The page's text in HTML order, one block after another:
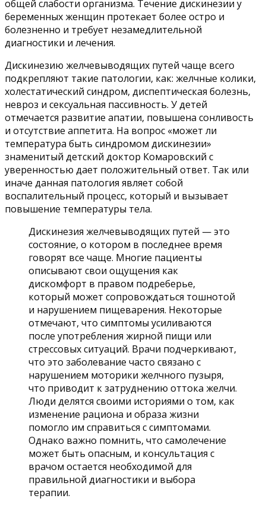
общей слабости организма. Течение дискинезии у
беременных женщин протекает более остро и
болезненно и требует незамедлительной
диагностики и лечения.
Дискинезию желчевыводящих путей чаще всего
подкрепляют такие патологии, как: желчные колики,
холестатический синдром, диспептическая болезнь,
невроз и сексуальная пассивность. У детей
отмечается развитие апатии, повышена сонливость
и отсутствие аппетита. На вопрос «может ли
температура быть синдромом дискинезии»
знаменитый детский доктор Комаровский с
уверенностью дает положительный ответ. Так или
иначе данная патология являет собой
воспалительный процесс, который и вызывает
повышение температуры тела.
Дискинезия желчевыводящих путей — это
состояние, о котором в последнее время
говорят все чаще. Многие пациенты
описывают свои ощущения как
дискомфорт в правом подреберье,
который может сопровождаться тошнотой
и нарушением пищеварения. Некоторые
отмечают, что симптомы усиливаются
после употребления жирной пищи или
стрессовых ситуаций. Врачи подчеркивают,
что это заболевание часто связано с
нарушением моторики желчного пузыря,
что приводит к затруднению оттока желчи.
Люди делятся своими историями о том, как
изменение рациона и образа жизни
помогло им справиться с симптомами.
Однако важно помнить, что самолечение
может быть опасным, и консультация с
врачом остается необходимой для
правильной диагностики и выбора
терапии.